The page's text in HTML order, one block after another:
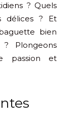
? Quels
délices ? Et
bien
Plongeons
passion et